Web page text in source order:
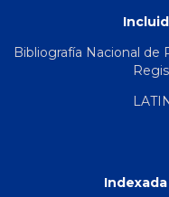
Bibliografía Nacional de